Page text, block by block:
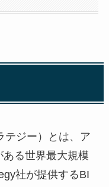
テジー）とは、ア
る世界最大規模
社が提供するBI